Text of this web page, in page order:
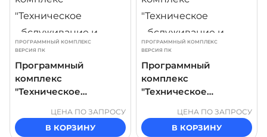
ПРОГРАММНЫЙ КОМПЛЕКС
ВЕРСИЯ ПК
Программный
комплекс
"Техническое
ремонт арматуры
обратного клапана
ЦЕНА ПО ЗАПРОСУ
В КОРЗИНУ
ПРОГРАММНЫЙ КОМПЛЕКС
ВЕРСИЯ ПК
Программный
комплекс
"Техническое
ремонт арматуры
предохранительного
ЦЕНА ПО ЗАПРОСУ
В КОРЗИНУ